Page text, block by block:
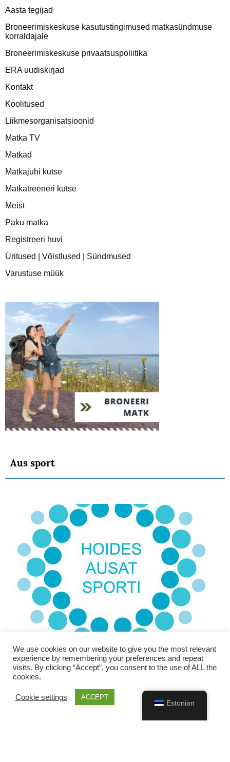
Aasta tegijad
Broneerimiskeskuse kasutustingimused matkasündmuse
korraldajale
Broneerimiskeskuse privaatsuspoliitika
ERA uudiskirjad
Kontakt
Koolitused
Liikmesorganisatsioonid
Matka TV
Matkad
Matkajuhi kutse
Matkatreeneri kutse
Meist
Paku matka
Registreeri huvi
Üritused | Võistlused | Sündmused
Varustuse müük
Aus sport
We use cookies on our website to give you the most relevant
experience by remembering your preferences and repeat
visits. By clicking “Accept”, you consent to the use of ALL the
cookies.
Cookie settings ACCEPT
Estonian